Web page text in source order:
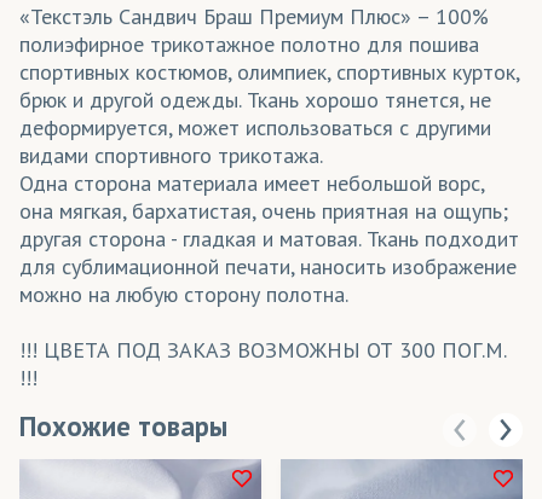
«Текстэль Сандвич Браш Премиум Плюс» – 100%
полиэфирное трикотажное полотно для пошива
спортивных костюмов, олимпиек, спортивных курток,
брюк и другой одежды. Ткань хорошо тянется, не
деформируется, может использоваться с другими
видами спортивного трикотажа.
Одна сторона материала имеет небольшой ворс,
она мягкая, бархатистая, очень приятная на ощупь;
другая сторона - гладкая и матовая. Ткань подходит
для сублимационной печати, наносить изображение
можно на любую сторону полотна.
!!! ЦВЕТА ПОД ЗАКАЗ ВОЗМОЖНЫ ОТ 300 ПОГ.М.
!!!
Похожие товары